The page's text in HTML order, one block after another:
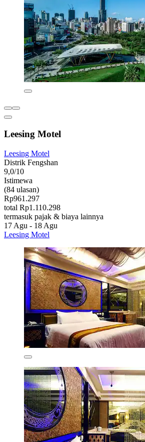
Leesing Motel
Leesing Motel
Distrik Fengshan
9,0/10
Istimewa
(84 ulasan)
Rp961.297
total Rp1.110.298
termasuk pajak & biaya lainnya
17 Agu - 18 Agu
Leesing Motel